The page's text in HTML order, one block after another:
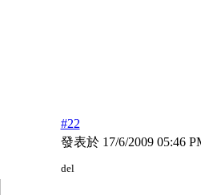
#22
發表於 17/6/2009 05:46
del